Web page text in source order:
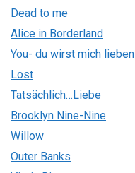
Dead to me
Alice in Borderland
You- du wirst mich lieben
Lost
Tatsächlich…Liebe
Brooklyn Nine-Nine
Willow
Outer Banks